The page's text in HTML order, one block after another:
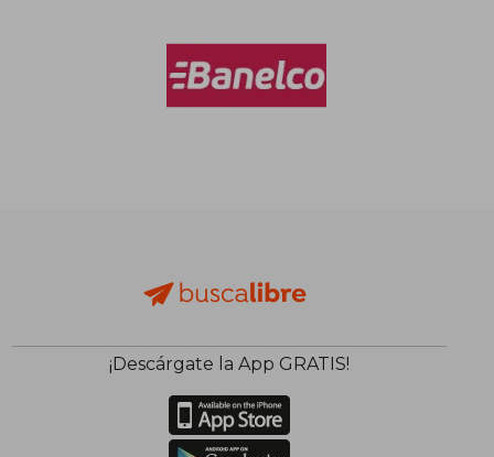
¡Descárgate la App GRATIS!